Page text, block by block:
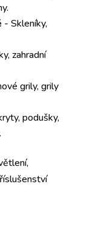
- Skleníky,
zahradní
grily, grily
podušky,